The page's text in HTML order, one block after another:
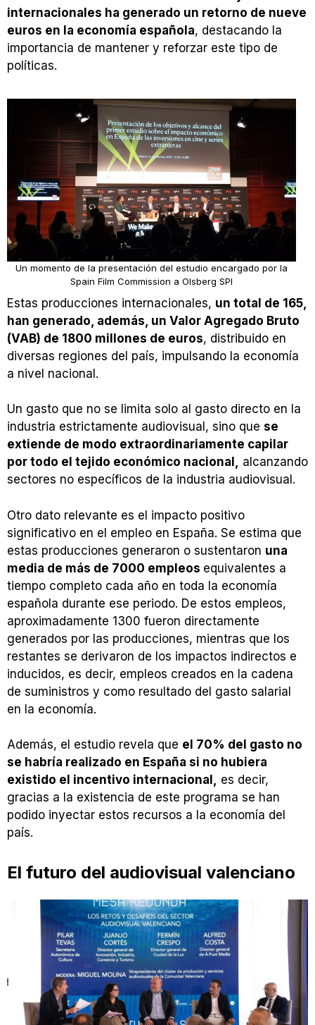
internacionales ha generado un retorno de nueve
euros en la economía española, destacando la
importancia de mantener y reforzar este tipo de
políticas.
Un momento de la presentación del estudio encargado por la
Spain Film Commission a Olsberg SPI
Estas producciones internacionales, un total de 165,
han generado, además, un Valor Agregado Bruto
(VAB) de 1800 millones de euros, distribuido en
diversas regiones del país, impulsando la economía
a nivel nacional.
Un gasto que no se limita solo al gasto directo en la
industria estrictamente audiovisual, sino que se
extiende de modo extraordinariamente capilar
por todo el tejido económico nacional, alcanzando
sectores no específicos de la industria audiovisual.
Otro dato relevante es el impacto positivo
significativo en el empleo en España. Se estima que
estas producciones generaron o sustentaron una
media de más de 7000 empleos equivalentes a
tiempo completo cada año en toda la economía
española durante ese periodo. De estos empleos,
aproximadamente 1300 fueron directamente
generados por las producciones, mientras que los
restantes se derivaron de los impactos indirectos e
inducidos, es decir, empleos creados en la cadena
de suministros y como resultado del gasto salarial
en la economía.
Además, el estudio revela que el 70% del gasto no
se habría realizado en España si no hubiera
existido el incentivo internacional, es decir,
gracias a la existencia de este programa se han
podido inyectar estos recursos a la economía del
país.
El futuro del audiovisual valenciano